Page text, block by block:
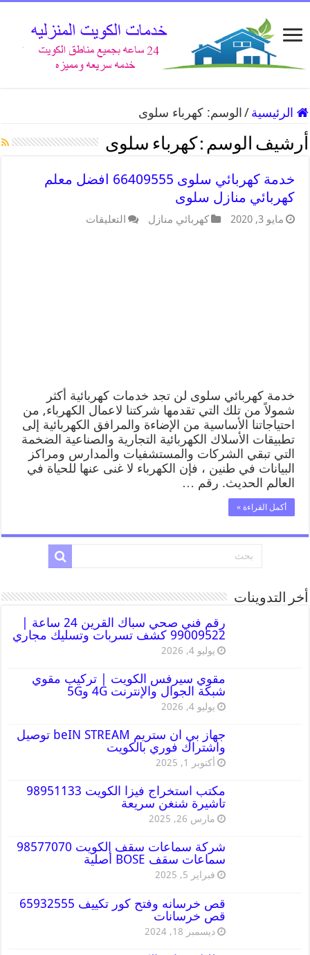
الرئيسية / الوسم:كهرباء سلوى
أرشيف الوسم : كهرباء سلوى
خدمة كهربائي سلوى 66409555 افضل معلم
كهربائي منازل سلوى
مايو 3, 2020 كهربائي منازل التعليقات
خدمة كهربائي سلوى لن تجد خدمات كهربائية أكثر
شمولاً من تلك التي تقدمها شركتنا لاعمال الكهرباء, من
احتياجاتنا الأساسية من الإضاءة والمرافق الكهربائية إلى
تطبيقات الأسلاك الكهربائية التجارية والصناعية الضخمة
التي تبقي الشركات والمستشفيات والمدارس ومراكز
البيانات في طنين ، فإن الكهرباء لا غنى عنها للحياة في
العالم الحديث. رقم …
أكمل القراءة »
أخر التدوينات
رقم فني صحي سباك القرين 24 ساعة |
99009522 كشف تسربات وتسليك مجاري
يوليو 4, 2026
مقوي سيرفس الكويت | تركيب مقوي
شبكة الجوال والإنترنت 4G و5G
يوليو 4, 2026
جهاز بي ان ستريم beIN STREAM توصيل
واشتراك فوري بالكويت
أكتوبر 1, 2025
مكتب استخراج فيزا الكويت 98951133
تاشيرة شنغن سريعة
مارس 26, 2025
شركة سماعات سقف الكويت 98577070
سماعات سقف BOSE أصلية
فبراير 5, 2025
قص خرسانه وفتح كور تكييف 65932555
قص خرسانات
ديسمبر 18, 2024